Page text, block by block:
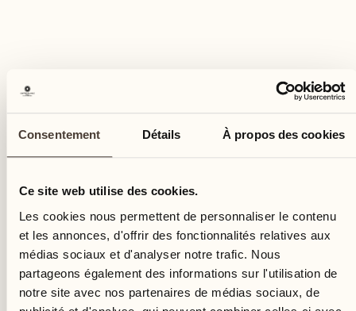
Consentement Détails À propos des cookies
Ce site web utilise des cookies.
Les cookies nous permettent de personnaliser le contenu
et les annonces, d'offrir des fonctionnalités relatives aux
médias sociaux et d'analyser notre trafic. Nous
partageons également des informations sur l'utilisation de
notre site avec nos partenaires de médias sociaux, de